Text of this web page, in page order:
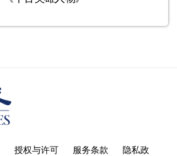
授权与许可 服务条款
隐私政